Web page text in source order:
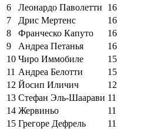
6
Леонардо Паволетти
16
7
Дрис Мертенс
16
8
Франческо Капуто
16
9
Андреа Петанья
16
10 Чиро Иммобиле
15
11 Андреа Белотти
15
12 Йосип Иличич
12
13 Стефан Эль-Шаарави 11
14 Жервиньо
11
15 Грегоре Дефрель 11